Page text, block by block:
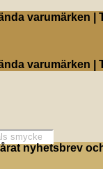
varumärken |
varumärken |
nyhetsbrev